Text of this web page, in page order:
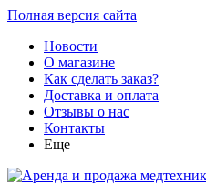
Полная версия сайта
Новости
О магазине
Как сделать заказ?
Доставка и оплата
Отзывы о нас
Контакты
Еще